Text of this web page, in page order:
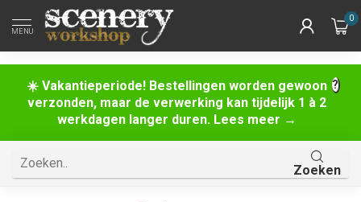
☀️ Vakantieperiode! Bestellingen worden gewoon
verzonden, maar de verwerking kan tijdelijk 1 à 2
werkdagen langer duren. Lees meer →
MENU
0
Zoeken